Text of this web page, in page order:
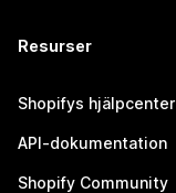
Resurser
Shopifys hjälpcenter
API-dokumentation
Shopify Community